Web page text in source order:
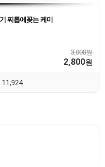
찌톱에꽂는 케미
3,000원
2,800원
11,924